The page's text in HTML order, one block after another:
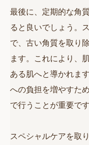
最後に、定期的な角
ると良いでしょう。
で、古い角質を取り
ます。これにより、
ある肌へと導かれま
への負担を増やすた
で行うことが重要です
スペシャルケアを取